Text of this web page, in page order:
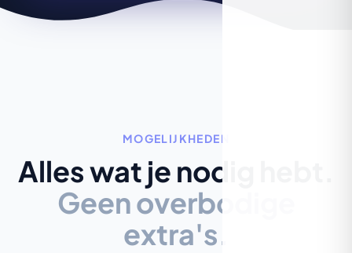
MOGELIJKHEDEN
Alles wat je nodig hebt.
Geen overbodige
extra's.